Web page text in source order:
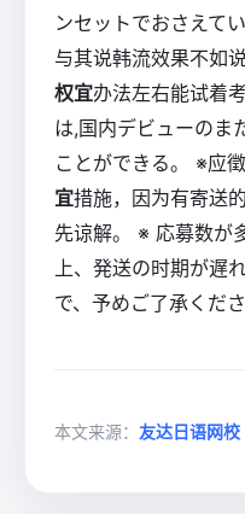
ンセットでおさえて
与其说韩流效果不如
权宜办法左右能试着
は,国内デビューのま
ことができる。 ※应
宜措施，因为有寄送
先谅解。 ※ 応募数が
上、発送の时期が遅
で、予めご了承くださ
本文来源： 友达日语网校